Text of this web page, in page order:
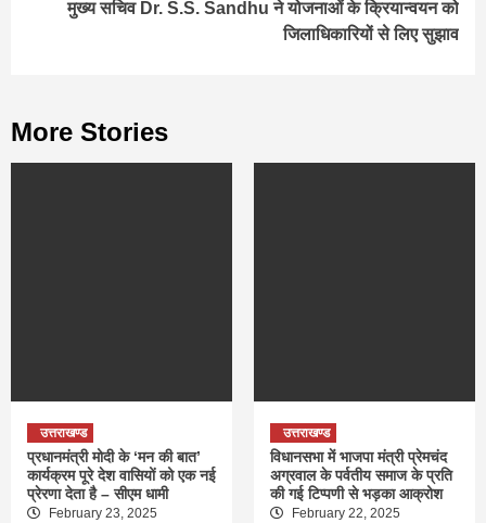
मुख्य सचिव Dr. S.S. Sandhu ने योजनाओं के क्रियान्वयन को
जिलाधिकारियों से लिए सुझाव
More Stories
उत्तराखण्ड
प्रधानमंत्री मोदी के ‘मन की बात’
कार्यक्रम पूरे देश वासियों को एक नई
प्रेरणा देता है – सीएम धामी
February 23, 2025
उत्तराखण्ड
विधानसभा में भाजपा मंत्री प्रेमचंद
अग्रवाल के पर्वतीय समाज के प्रति
की गई टिप्पणी से भड़का आक्रोश
February 22, 2025